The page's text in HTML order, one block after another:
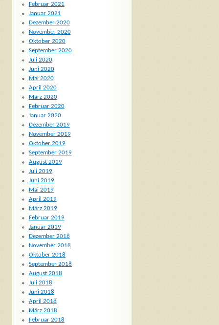
Februar 2021
Januar 2021
Dezember 2020
November 2020
Oktober 2020
September 2020
Juli 2020
Juni 2020
Mai 2020
April 2020
März 2020
Februar 2020
Januar 2020
Dezember 2019
November 2019
Oktober 2019
September 2019
August 2019
Juli 2019
Juni 2019
Mai 2019
April 2019
März 2019
Februar 2019
Januar 2019
Dezember 2018
November 2018
Oktober 2018
September 2018
August 2018
Juli 2018
Juni 2018
April 2018
März 2018
Februar 2018